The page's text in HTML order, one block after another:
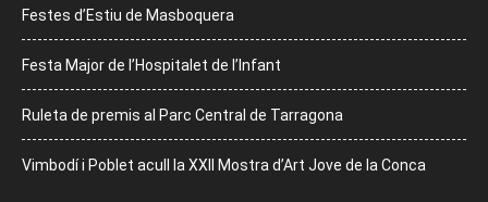
Festes d’Estiu de Masboquera
Festa Major de l’Hospitalet de l’Infant
Ruleta de premis al Parc Central de Tarragona
Vimbodí i Poblet acull la XXII Mostra d’Art Jove de la Conca